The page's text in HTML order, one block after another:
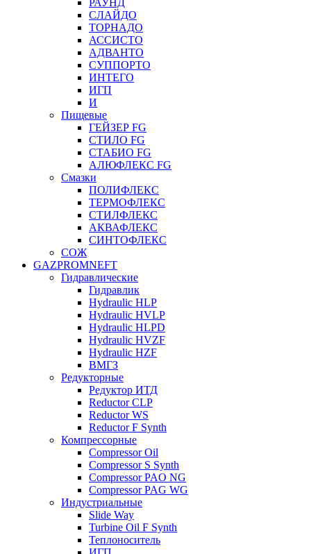
РАУНД
СЛАЙДО
ТОРНАДО
АССИСТО
АДВАНТО
СУППОРТО
ИНТЕГО
ИГП
И
Пищевые
ГЕЙЗЕР FG
СТИЛО FG
СТАБИО FG
АЛЮФЛЕКС FG
Смазки
ПОЛИФЛЕКС
ТЕРМОФЛЕКС
СТИЛФЛЕКС
АКВАФЛЕКС
СИНТОФЛЕКС
СОЖ
GAZPROMNEFT
Гидравлические
Гидравлик
Hydraulic HLP
Hydraulic HVLP
Hydraulic HLPD
Hydraulic HVZF
Hydraulic HZF
ВМГЗ
Редукторные
Редуктор ИТД
Reductor CLP
Reductor WS
Reductor F Synth
Компрессорные
Compressor Oil
Compressor S Synth
Compressor PAO NG
Compressor PAG WG
Индустриальные
Slide Way
Turbine Oil F Synth
Теплоноситель